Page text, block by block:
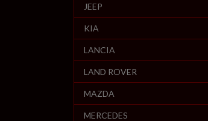
JEEP
KIA
LANCIA
LAND ROVER
MAZDA
MERCEDES